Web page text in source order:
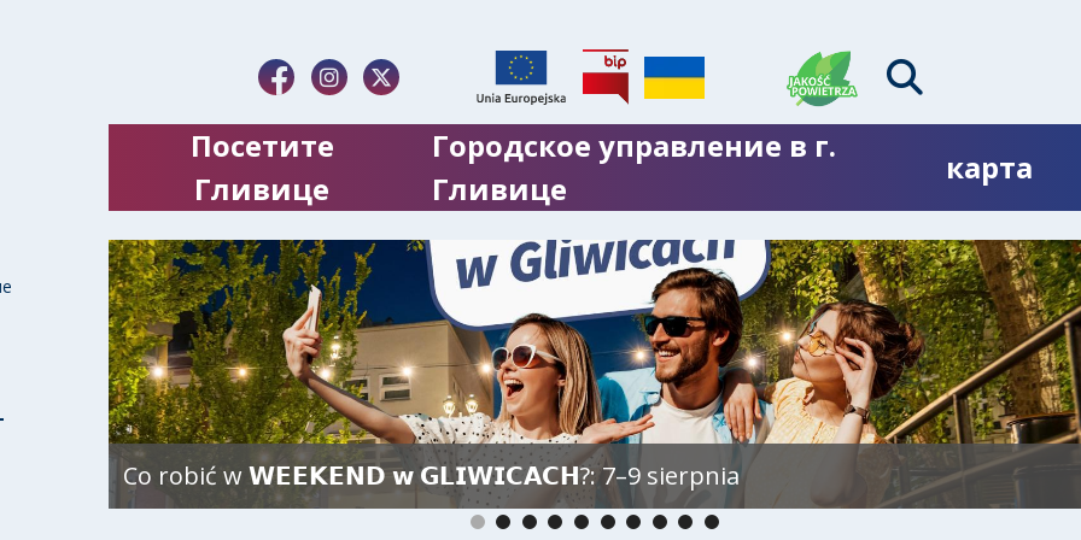
Посетите
Гливице
Городское управление в г.
Гливице
карта
Co robić w 𝗪𝗘𝗘𝗞𝗘𝗡𝗗 𝘄 𝗚𝗟𝗜𝗪𝗜𝗖𝗔𝗖𝗛?: 7–9 sierpnia